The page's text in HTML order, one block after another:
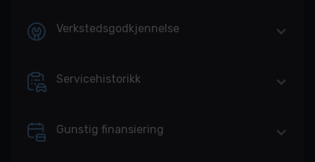
Verkstedsgodkjennelse
Servicehistorikk
Gunstig finansiering